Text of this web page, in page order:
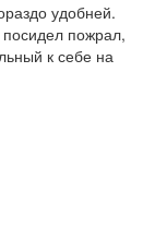
удобней.
пожрал,
к себе на